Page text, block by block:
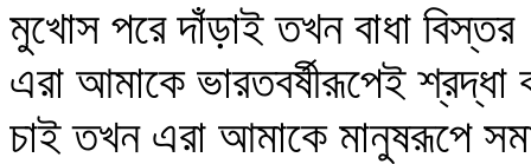
মুখোস পরে দাঁড়াই তখন বাধা
এরা আমাকে ভারতবর্ষীরূপেই শ্রদ্ধা
চাই তখন এরা আমাকে মানুষরূপে